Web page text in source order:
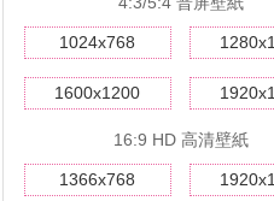
1024x768
1600x1200
16:9 HD 高清壁紙
1366x768